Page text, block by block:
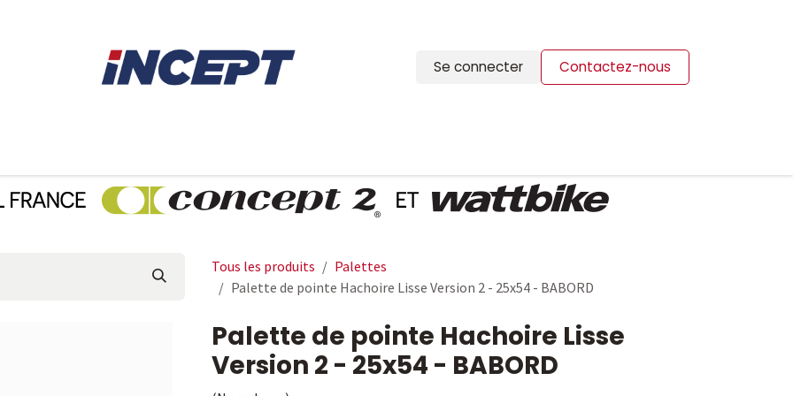
Se connecter Contactez-nous
Tous les produits
Palettes
Palette de pointe Hachoire Lisse Version 2 - 25x54 - BABORD
Palette de pointe Hachoire Lisse
Version 2 - 25x54 - BABORD